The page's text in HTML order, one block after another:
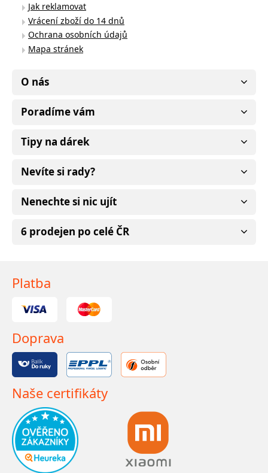
Jak reklamovat
Vrácení zboží do 14 dnů
Ochrana osobních údajů
Mapa stránek
O nás
Poradíme vám
Tipy na dárek
Nevíte si rady?
Nenechte si nic ujít
6 prodejen po celé ČR
Platba
Doprava
Naše certifikáty